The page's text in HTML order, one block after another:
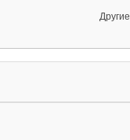
Другие